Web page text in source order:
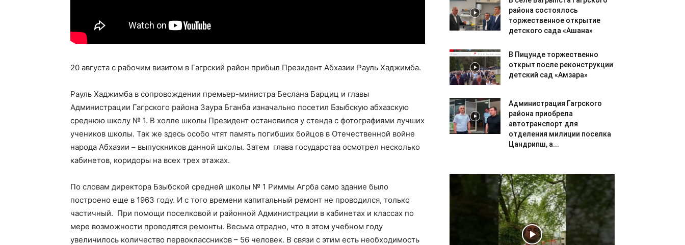
20 августа с рабочим визитом в Гагрский район прибыл Президент Абхазии Рауль Хаджимба.
Рауль Хаджимба в сопровождении премьер-министра Беслана Барциц и главы
Администрации Гагрского района Заура Бганба изначально посетил Бзыбскую абхазскую
среднюю школу № 1. В холле школы Президент остановился у стенда с фотографиями лучших
учеников школы. Так же здесь особо чтят память погибших бойцов в Отечественной войне
народа Абхазии – выпускников данной школы. Затем глава государства осмотрел несколько
кабинетов, коридоры на всех трех этажах.
По словам директора Бзыбской средней школы № 1 Риммы Агрба само здание было
построено еще в 1963 году. И с того времени капитальный ремонт не проводился, только
частичный. При помощи поселковой и районной Администрации в кабинетах и классах по
мере возможности проводятся ремонты. Весьма отрадно, что в этом учебном году
увеличилось количество первоклассников – 56 человек. В связи с этим есть необходимость
района состоялось
торжественное открытие
детского сада «Ашана»
В Пицунде торжественно
открыт после реконструкции
детский сад «Амзара»
Администрация Гагрского
района приобрела
автотранспорт для
отделения милиции поселка
Цандрипш, а...